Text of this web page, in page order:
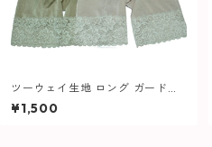
ツーウェイ生地 ロング ガードル
553 レディース
¥1,500